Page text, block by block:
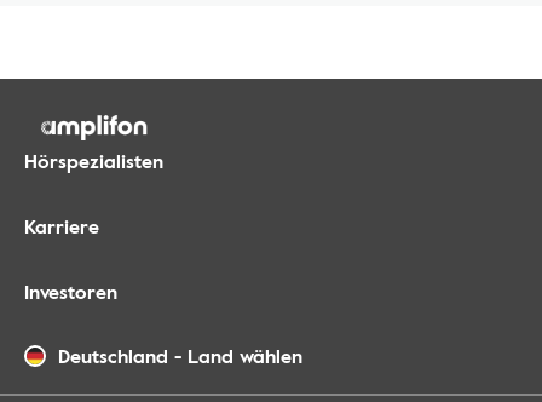
Hörspezialisten
Karriere
Investoren
Deutschland - Land wählen